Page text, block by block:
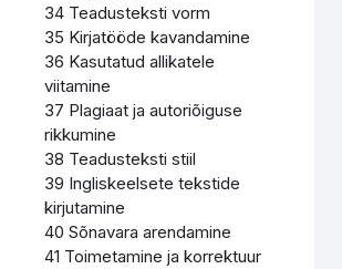
34 Teadusteksti vorm
35 Kirjatööde kavandamine
36 Kasutatud allikatele
viitamine
37 Plagiaat ja autoriõiguse
rikkumine
38 Teadusteksti stiil
39 Ingliskeelsete tekstide
kirjutamine
40 Sõnavara arendamine
41 Toimetamine ja korrektuur